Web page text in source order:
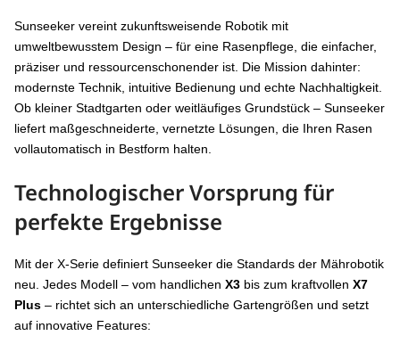
Sunseeker vereint zukunftsweisende Robotik mit
umweltbewusstem Design – für eine Rasenpflege, die einfacher,
präziser und ressourcenschonender ist. Die Mission dahinter:
modernste Technik, intuitive Bedienung und echte Nachhaltigkeit.
Ob kleiner Stadtgarten oder weitläufiges Grundstück – Sunseeker
liefert maßgeschneiderte, vernetzte Lösungen, die Ihren Rasen
vollautomatisch in Bestform halten.
Technologischer Vorsprung für
perfekte Ergebnisse
Mit der X-Serie definiert Sunseeker die Standards der Mährobotik
neu. Jedes Modell – vom handlichen X3 bis zum kraftvollen X7
Plus – richtet sich an unterschiedliche Gartengrößen und setzt
auf innovative Features: